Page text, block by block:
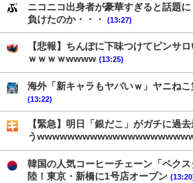
ニコニコ出身者が豪華すぎると話題
負けたのか・・・
(13:27)
【悲報】ちんぽに下味つけてピンサ
ｗｗｗｗwwww (13:25)
海外「新キャラもヤバいｗ」ヤニね
(13:22)
【緊急】明日「銀だこ」がガチに過
う
韓国の人気コーヒーチェーン「ペク
陸！東京・新橋に1号店オープン